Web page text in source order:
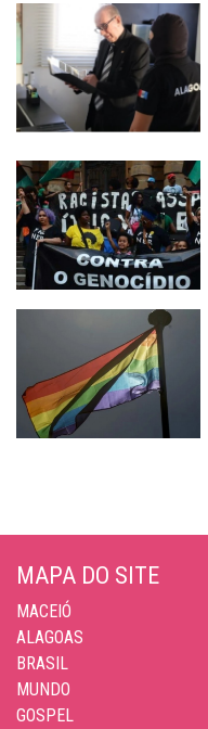
MAPA DO SITE
MACEIÓ
ALAGOAS
BRASIL
MUNDO
GOSPEL